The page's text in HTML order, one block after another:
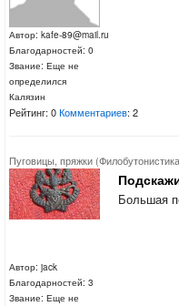
Автор: kafe-89@mail.ru
Благодарностей: 0
Звание: Еще не
определился
Калязин
Рейтинг: 0Комментариев: 2
Пуговицы, пряжки
Автор: jack
Благодарностей: 3
Звание: Еще не
Большая